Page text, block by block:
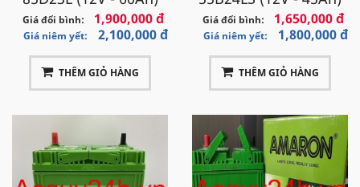
Giá đổi bình: 1,900,000 đ
Giá niêm yết: 2,100,000 đ
THÊM GIỎ HÀNG
Giá đổi bình: 1,650,000 đ
Giá niêm yết: 1,800,000 đ
THÊM GIỎ HÀNG